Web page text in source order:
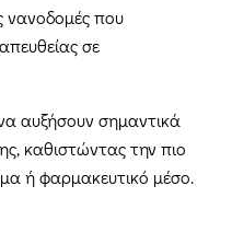
νανοδομές που
σε
αυξήσουν σημαντικά
καθιστώντας την πιο
ή φαρμακευτικό μέσο.